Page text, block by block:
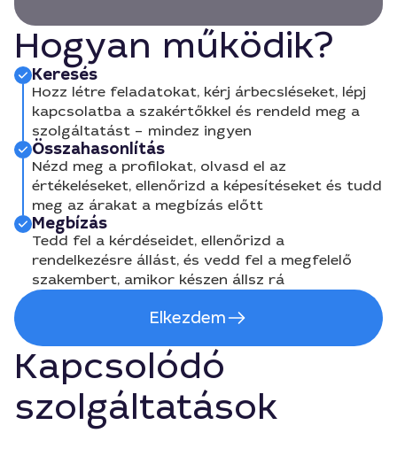
Hogyan működik?
Keresés
Hozz létre feladatokat, kérj árbecsléseket, lépj
kapcsolatba a szakértőkkel és rendeld meg a
szolgáltatást – mindez ingyen
Összahasonlítás
Nézd meg a profilokat, olvasd el az
értékeléseket, ellenőrizd a képesítéseket és tudd
meg az árakat a megbízás előtt
Megbízás
Tedd fel a kérdéseidet, ellenőrizd a
rendelkezésre állást, és vedd fel a megfelelő
szakembert, amikor készen állsz rá
Elkezdem
Kapcsolódó
szolgáltatások